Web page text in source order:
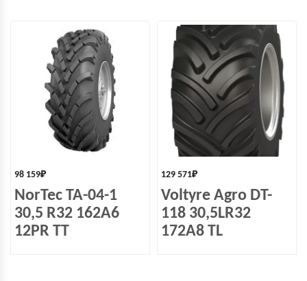
98 159₽
NorTec TA-04-1
30,5 R32 162A6
12PR TT
129 571₽
Voltyre Agro DT-
118 30,5LR32
172A8 TL